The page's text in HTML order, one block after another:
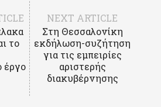
το
έργο
NEXT ARTICLE
Στη Θεσσαλονίκη
εκδήλωση-συζήτηση
για τις εμπειρίες
αριστερής
διακυβέρνησης